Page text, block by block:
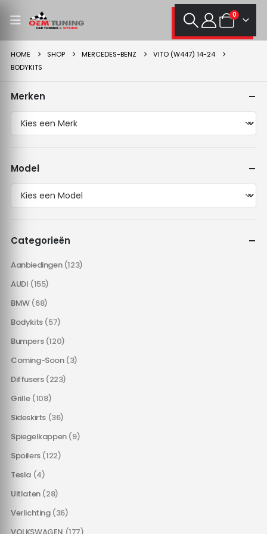
0
HOME SHOP MERCEDES-BENZ
VITO (W447) 14-24
BODYKITS
Merken
Model
Categorieën
Aanbiedingen (123)
AUDI (155)
BMW (68)
Bodykits (57)
Bumpers (120)
Coming-Soon (3)
Diffusers (223)
Grille (108)
Sideskirts (36)
Spiegelkappen (9)
Spoilers (122)
Tesla (4)
Uitlaten (28)
Verlichting (36)